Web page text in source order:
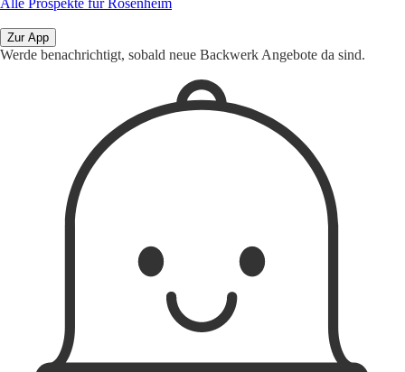
Alle Prospekte für Rosenheim
Zur App
Werde benachrichtigt, sobald neue Backwerk Angebote da sind.